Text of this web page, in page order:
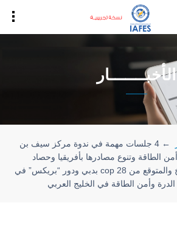
الأخبـــــــار
←
4 جلسات مهمة في ندوة مركز سيف بن
الطاقة وتنوع مصادرها بأفريقيا وحصاد
مؤتمر المناخ بشرم الشيخ والمتوقع من cop 28 بدبي ودور “بريكس” في
وأمن الطاقة في الخليج العربي